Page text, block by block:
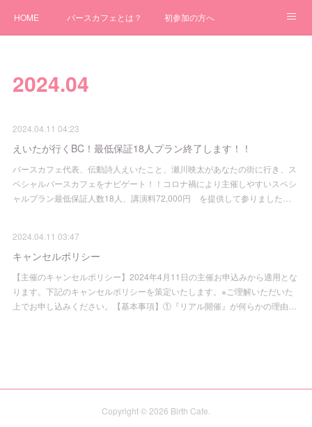
HOME バースカフェとは？ 初参加の方へ
自主開催について
2024.04
2024.04.11 04:23
えいたが行くBC！最低保証18人プラン終了します！！
バースカフェ代表、伝動詩人えいたこと、瀬川映太があなたの街に行き、ス
ペシャルバースカフェをナビゲート！！コロナ禍により主催しやすいスペシ
ャルプラン最低保証人数18人、講演料72,000円 を提供して参りました…
2024.04.11 03:47
キャンセルポリシー
【主催のキャンセルポリシー】2024年4月11日の主催お申込みから適用とな
ります。下記のキャンセルポリシーを策定いたします。※ご理解いただいた
上でお申し込みください。【基本事項】①『リアル開催』が何らかの理由…
Copyright © 2026 Birth Cafe